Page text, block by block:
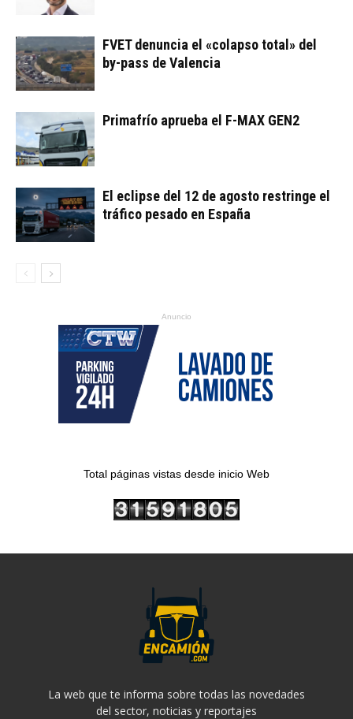
FVET denuncia el «colapso total» del
by-pass de Valencia
Primafrío aprueba el F-MAX GEN2
El eclipse del 12 de agosto restringe el
tráfico pesado en España
Anuncio
Total páginas vistas desde inicio Web
La web que te informa sobre todas las novedades
del sector, noticias y reportajes